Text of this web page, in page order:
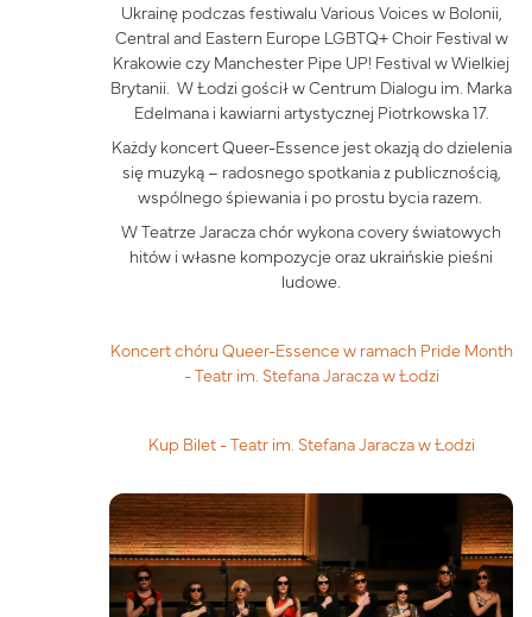
Ukrainę podczas festiwalu Various Voices w Bolonii,
Central and Eastern Europe LGBTQ+ Choir Festival w
Krakowie czy Manchester Pipe UP! Festival w Wielkiej
Brytanii. W Łodzi gościł w Centrum Dialogu im. Marka
Edelmana i kawiarni artystycznej Piotrkowska 17.
Każdy koncert Queer-Essence jest okazją do dzielenia
się muzyką – radosnego spotkania z publicznością,
wspólnego śpiewania i po prostu bycia razem.
W Teatrze Jaracza chór wykona covery światowych
hitów i własne kompozycje oraz ukraińskie pieśni
ludowe.
Koncert chóru Queer-Essence w ramach Pride Month
- Teatr im. Stefana Jaracza w Łodzi
Kup Bilet - Teatr im. Stefana Jaracza w Łodzi